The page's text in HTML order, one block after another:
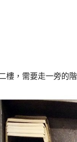
樓，需要走一旁的